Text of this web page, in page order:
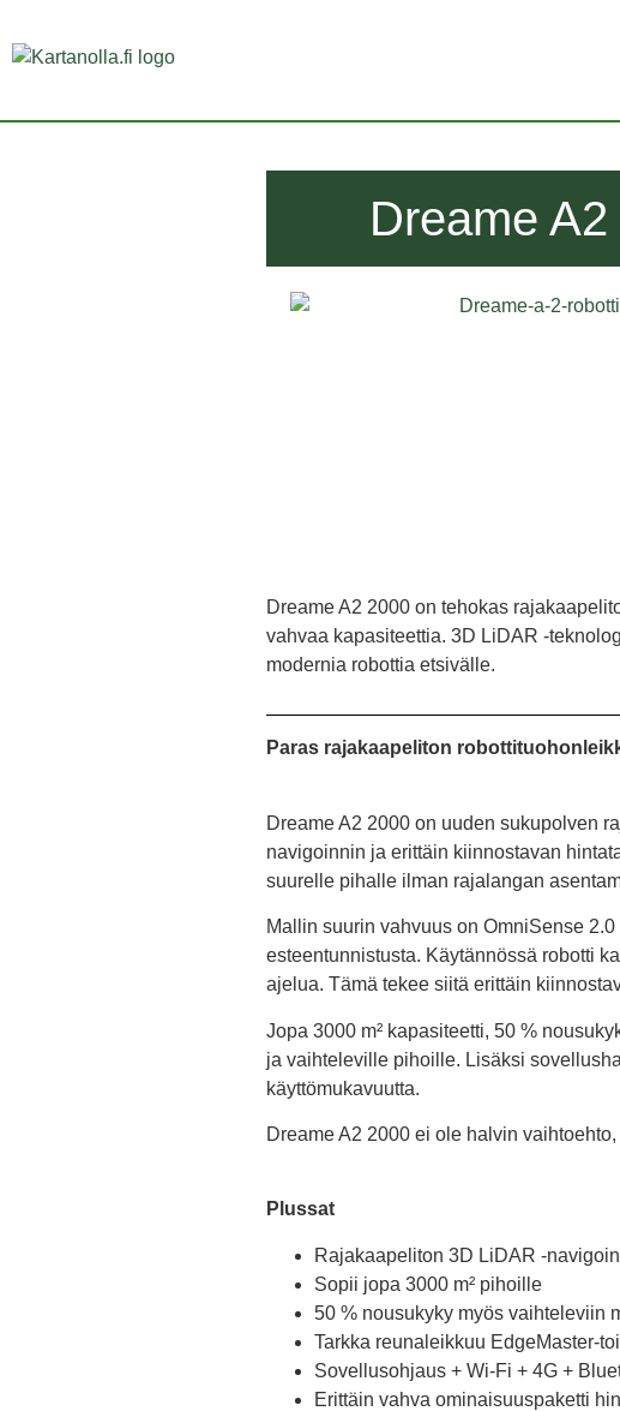
Dreame
Dreame A2 2000 on tehokas
vahvaa kapasiteettia. 3D LiDAR -
modernia robottia etsivälle.
Paras rajakaapeliton
Dreame A2 2000 on uuden sukupolven
navigoinnin ja erittäin kiinnostavan
suurelle pihalle ilman rajalangan
Mallin suurin vahvuus on OmniSense
esteentunnistusta. Käytännössä robotti
ajelua. Tämä tekee siitä erittäin
Jopa 3000 m² kapasiteetti, 50 %
ja vaihteleville pihoille. Lisäksi
käyttömukavuutta.
Dreame A2 2000 ei ole halvin
Plussat
Rajakaapeliton 3D LiDAR -
Sopii jopa 3000 m² pihoille
50 % nousukyky myös vaihteleviin
Tarkka reunaleikkuu EdgeMaster-
Sovellusohjaus + Wi-Fi + 4G +
Erittäin vahva ominaisuuspaketti